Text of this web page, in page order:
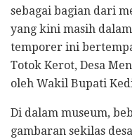
sebagai bagian dari
yang kini masih
temporer ini
Totok Kerot, Desa
oleh Wakil Bupati
Di dalam museum,
gambaran sekilas